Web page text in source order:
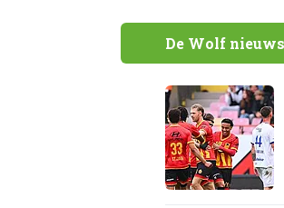
De Wolf nieuws